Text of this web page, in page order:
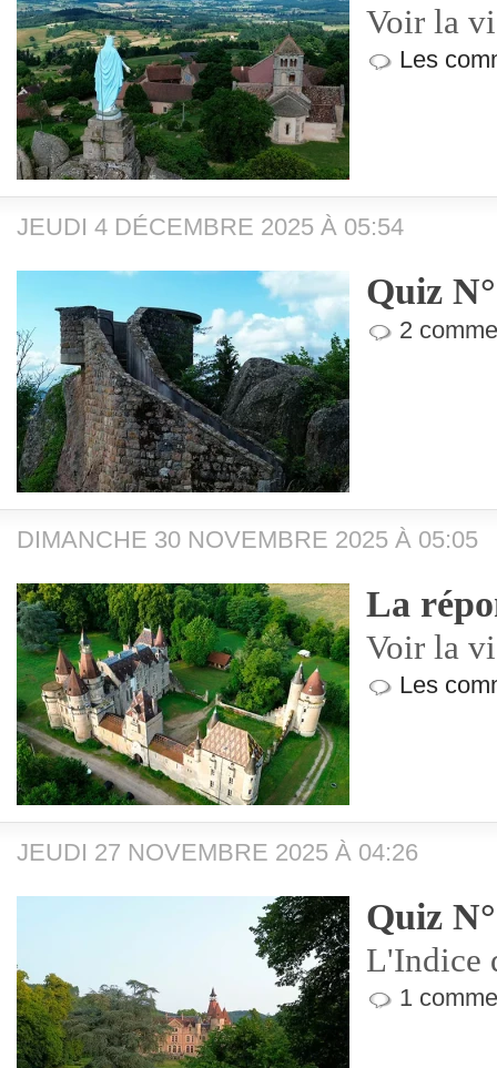
Voir la
Les
JEUDI 4 DÉCEMBRE 2025 À 05:54
Quiz
2
DIMANCHE 30 NOVEMBRE 2025 À 05:05
La
Voir la
Les
JEUDI 27 NOVEMBRE 2025 À 04:26
Quiz
L'Indice
1